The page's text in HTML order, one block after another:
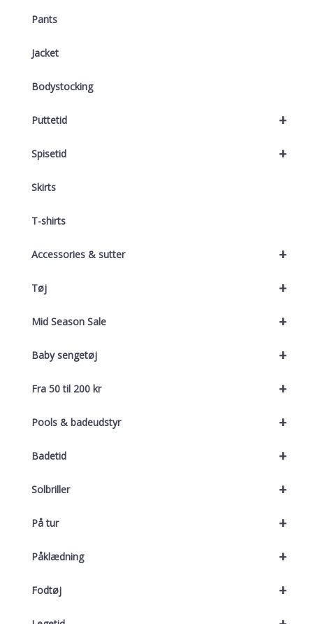
Pants
Jacket
Bodystocking
+
Puttetid
+
Spisetid
Skirts
T-shirts
+
Accessories & sutter
+
Tøj
+
Mid Season Sale
+
Baby sengetøj
+
Fra 50 til 200 kr
+
Pools & badeudstyr
+
Badetid
+
Solbriller
+
På tur
+
Påklædning
+
Fodtøj